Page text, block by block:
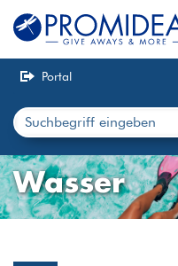
Portal
Wasser